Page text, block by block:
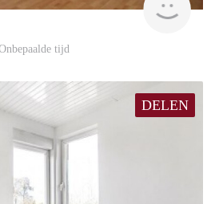
tijd
DELEN